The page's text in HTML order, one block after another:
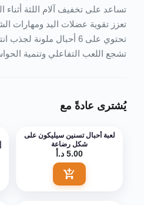
تساعد على تخفيف آلام اللثة أثناء
تعزز تقوية عضلات اليد ومهارات
تحتوي على 6 أحبال ملونة لجذب انتباه الطفل
تشجع اللعب التفاعلي وتنمية
يُشترى عادةً مع
لعبة أحبال تسنين سيليكون على
شكل رضاعة
5.00 د.أ
اضف الى السلة